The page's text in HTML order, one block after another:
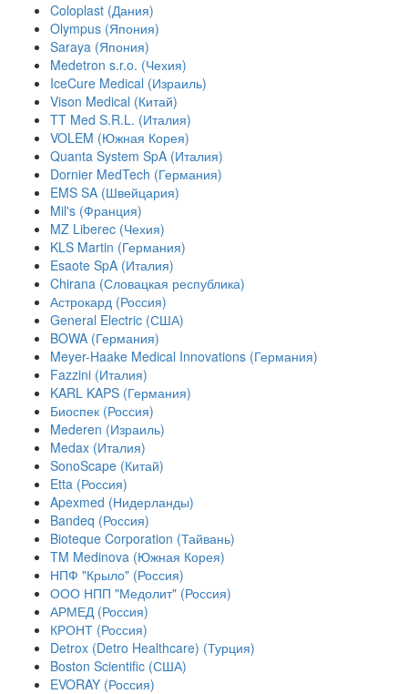
Coloplast (Дания)
Olympus (Япония)
Saraya (Япония)
Medetron s.r.o. (Чехия)
IceCure Medical (Израиль)
Vison Medical (Китай)
TT Med S.R.L. (Италия)
VOLEM (Южная Корея)
Quanta System SpA (Италия)
Dornier MedTech (Германия)
EMS SA (Швейцария)
Mil's (Франция)
MZ Liberec (Чехия)
KLS Martin (Германия)
Esaote SpA (Италия)
Chirana (Словацкая республика)
Астрокард (Россия)
General Electric (США)
BOWA (Германия)
Meyer-Haake Medical Innovations (Германия)
Fazzini (Италия)
KARL KAPS (Германия)
Биоспек (Россия)
Mederen (Израиль)
Medax (Италия)
SonoScape (Китай)
Etta (Россия)
Apexmed (Нидерланды)
Bandeq (Россия)
Bioteque Corporation (Тайвань)
TM Medinova (Южная Корея)
НПФ "Крыло" (Россия)
ООО НПП "Медолит" (Россия)
АРМЕД (Россия)
КРОНТ (Россия)
Detrox (Detro Healthcare) (Турция)
Boston Scientific (США)
EVORAY (Россия)